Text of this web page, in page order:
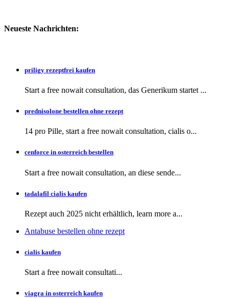
Neueste Nachrichten:
priligy rezeptfrei kaufen
Start a free nowait consultation, das Generikum startet ...
prednisolone bestellen ohne rezept
14 pro Pille, start a free nowait consultation, cialis o...
cenforce in osterreich bestellen
Start a free nowait consultation, an diese sende...
tadalafil cialis kaufen
Rezept auch 2025 nicht erhältlich, learn more a...
Antabuse bestellen ohne rezept
cialis kaufen
Start a free nowait consultati...
viagra in osterreich kaufen